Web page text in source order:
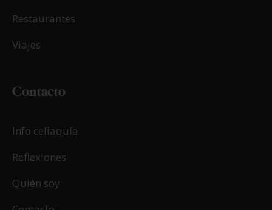
Restaurantes
Viajes
Contacto
Info celiaquía
Reflexiones
Quién soy